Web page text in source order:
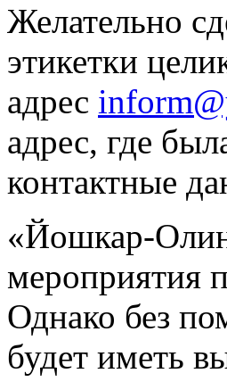
Желательно
этикетки
адрес
адрес, где
контактные
«Йошкар-
мероприятия
Однако без
будет иметь